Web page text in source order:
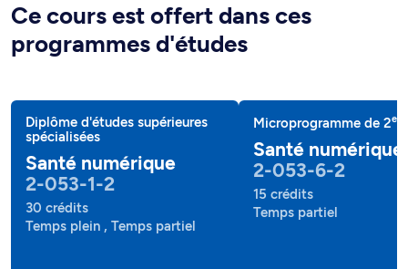
Ce cours est offert dans ces
programmes d'études
Diplôme d'études supérieures
spécialisées
Santé numérique
2-053-1-2
30 crédits
Temps plein , Temps partiel
Microprogramme de 2e
Santé numérique
2-053-6-2
15 crédits
Temps partiel